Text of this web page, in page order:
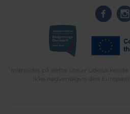
Indholdet på dette site er udelukkende
ikke nødvendigvis den